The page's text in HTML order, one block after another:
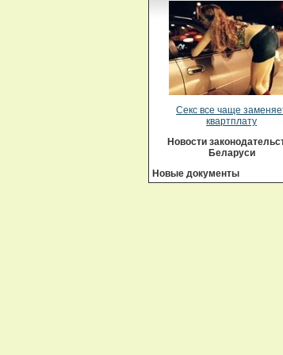
Секс все чаще
квартплату
Новости
Беларуси
Новые документы